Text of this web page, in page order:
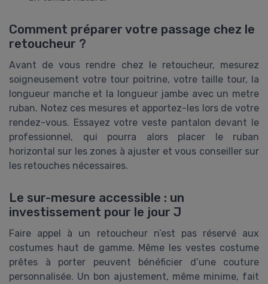
Comment préparer votre passage chez le
retoucheur ?
Avant de vous rendre chez le retoucheur, mesurez
soigneusement votre tour poitrine, votre taille tour, la
longueur manche et la longueur jambe avec un metre
ruban. Notez ces mesures et apportez-les lors de votre
rendez-vous. Essayez votre veste pantalon devant le
professionnel, qui pourra alors placer le ruban
horizontal sur les zones à ajuster et vous conseiller sur
les retouches nécessaires.
Le sur-mesure accessible : un
investissement pour le jour J
Faire appel à un retoucheur n’est pas réservé aux
costumes haut de gamme. Même les vestes costume
prêtes à porter peuvent bénéficier d’une couture
personnalisée. Un bon ajustement, même minime, fait